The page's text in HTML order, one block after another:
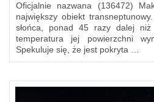
Oficjalnie nazwana (136472)
największy obiekt
słońca, ponad 45 razy dalej
temperatura jej powierzchni
Spekuluje się, że jest pokryta …